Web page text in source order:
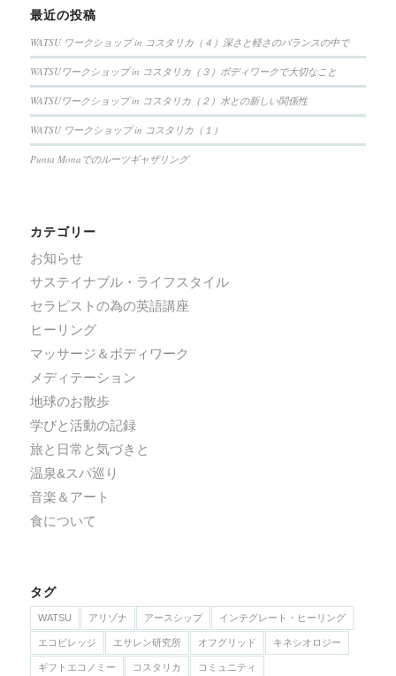
最近の投稿
WATSU ワークショップ in コスタリカ（４）深さと軽さのバランスの中で
WATSUワークショップ in コスタリカ（３）ボディワークで大切なこと
WATSUワークショップ in コスタリカ（２）水との新しい関係性
WATSU ワークショップ in コスタリカ（１）
Punta Monaでのルーツギャザリング
カテゴリー
お知らせ
サステイナブル・ライフスタイル
セラピストの為の英語講座
ヒーリング
マッサージ＆ボディワーク
メディテーション
地球のお散歩
学びと活動の記録
旅と日常と気づきと
温泉&スパ巡り
音楽＆アート
食について
タグ
WATSU アリゾナ アースシップ インテグレート・ヒーリング
エコビレッジ エサレン研究所 オフグリッド キネシオロジー
ギフトエコノミー コスタリカ コミュニティ